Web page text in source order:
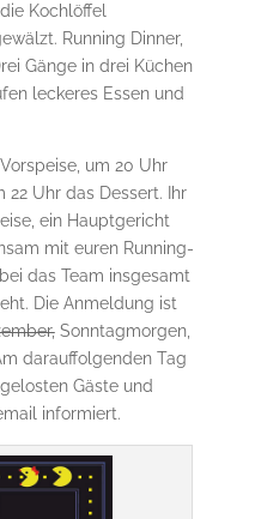
Kochlöffel
Running Dinner,
Gänge in drei Küchen
leckeres Essen und
um 20 Uhr
Uhr das Dessert. Ihr
ein Hauptgericht
mit euren Running-
das Team insgesamt
Die Anmeldung ist
Sonntagmorgen,
darauffolgenden Tag
Gäste und
informiert.